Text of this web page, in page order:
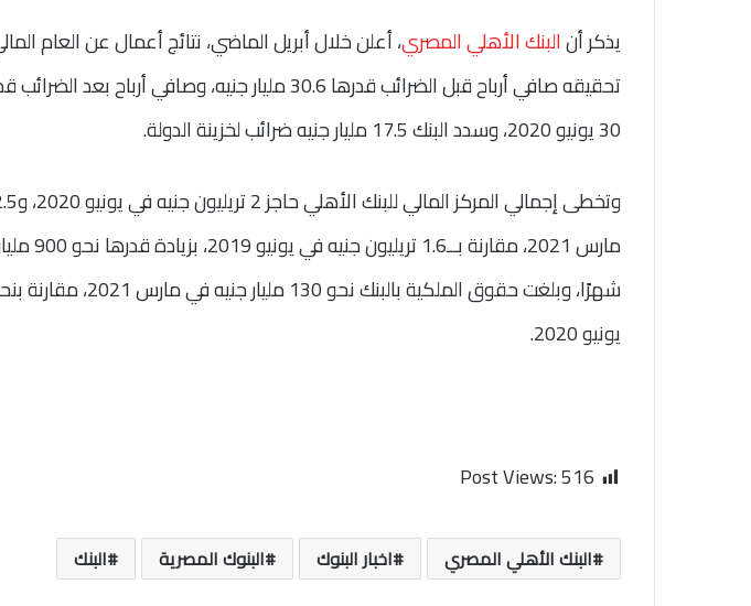
يذكر أنالبنك الأهلي المصري
30 يونيو 2020، وسدد البنك 17.5 مليار جنيه ضرائب لخزينة الدولة.
يونيو 2020.
Post Views:516
البنك الأهلي المصري اخبار البنوك البنوك المصرية البنك